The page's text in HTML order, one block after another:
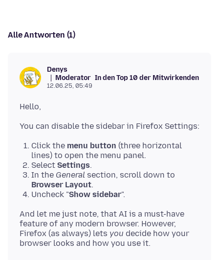
Alle Antworten (1)
Denys
Moderator In den Top 10 der Mitwirkenden
12.06.25, 05:49
Click the menu button (three horizontal
lines) to open the menu panel.
Select Settings.
In the General section, scroll down to
Browser Layout.
Uncheck "Show sidebar".
And let me just note, that AI is a must-have
feature of any modern browser. However,
Firefox (as always) lets you decide how your